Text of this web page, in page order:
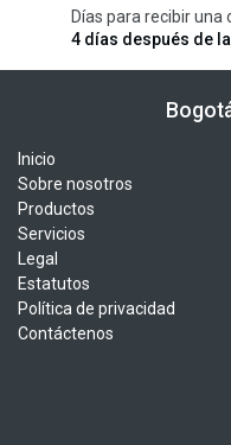
Días para recibir una
4 días después de
Inicio
Sobre nosotros
Productos
Servicios
Legal
Estatutos
Política de privacidad
Contáctenos